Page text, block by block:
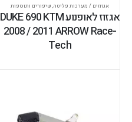
אגזוזים / מערכות פליטה, שיפורים ותוספות
אגזוז לאופנוע DUKE 690 KTM
2008 / 2011 ARROW Race-
Tech